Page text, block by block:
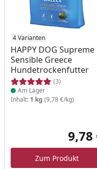
4 Varianten
HAPPY DOG Supreme
Sensible Greece
Hundetrockenfutter
(3)
Produkt am Lager
Am Lager
Inhalt: 1 kg (9,78 €/kg)
9,78
Zum Produkt